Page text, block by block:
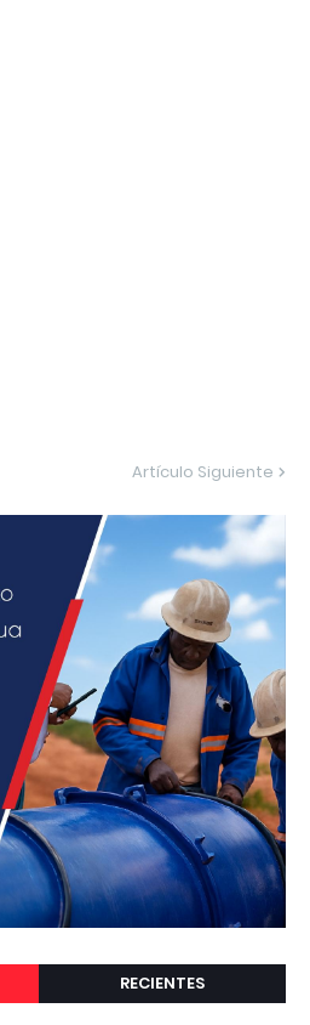
Artículo Siguiente
RECIENTES